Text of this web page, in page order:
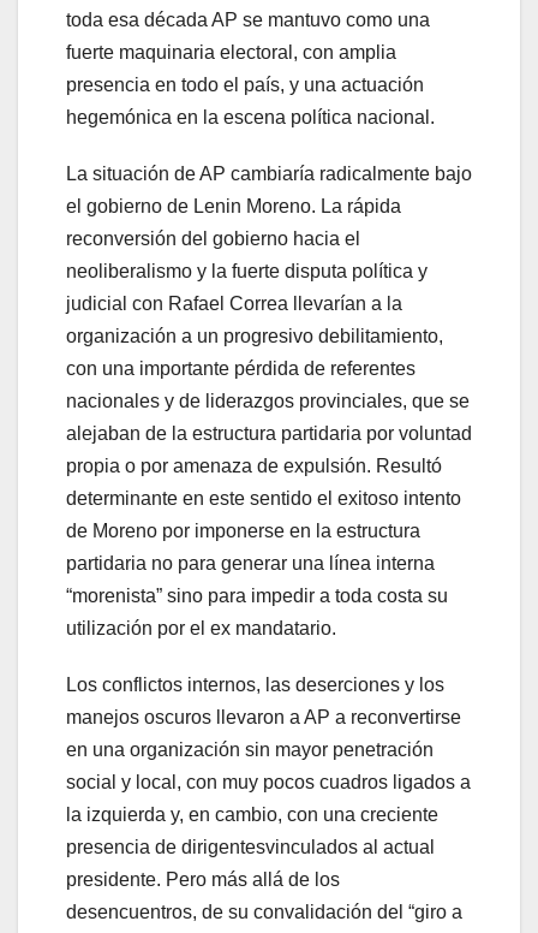
toda esa década AP se mantuvo como una
fuerte maquinaria electoral, con amplia
presencia en todo el país, y una actuación
hegemónica en la escena política nacional.
La situación de AP cambiaría radicalmente bajo
el gobierno de Lenin Moreno. La rápida
reconversión del gobierno hacia el
neoliberalismo y la fuerte disputa política y
judicial con Rafael Correa llevarían a la
organización a un progresivo debilitamiento,
con una importante pérdida de referentes
nacionales y de liderazgos provinciales, que se
alejaban de la estructura partidaria por voluntad
propia o por amenaza de expulsión. Resultó
determinante en este sentido el exitoso intento
de Moreno por imponerse en la estructura
partidaria no para generar una línea interna
“morenista” sino para impedir a toda costa su
utilización por el ex mandatario.
Los conflictos internos, las deserciones y los
manejos oscuros llevaron a AP a reconvertirse
en una organización sin mayor penetración
social y local, con muy pocos cuadros ligados a
la izquierda y, en cambio, con una creciente
presencia de dirigentesvinculados al actual
presidente. Pero más allá de los
desencuentros, de su convalidación del “giro a